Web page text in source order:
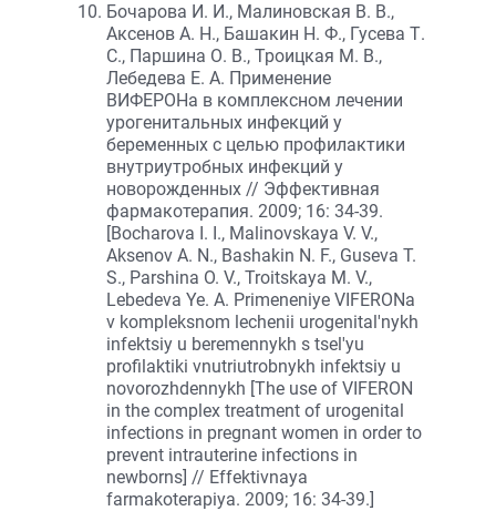
Бочарова И. И., Малиновская В. В.,
Аксенов А. Н., Башакин Н. Ф., Гусева Т.
С., Паршина О. В., Троицкая М. В.,
Лебедева Е. А. Применение
ВИФЕРОНа в комплексном лечении
урогенитальных инфекций у
беременных с целью профилактики
внутриутробных инфекций у
новорожденных // Эффективная
фармакотерапия. 2009; 16: 34-39.
[Bocharova I. I., Malinovskaya V. V.,
Aksenov A. N., Bashakin N. F., Guseva T.
S., Parshina O. V., Troitskaya M. V.,
Lebedeva Ye. A. Primeneniye VIFERONa
v kompleksnom lechenii urogenital'nykh
infektsiy u beremennykh s tsel'yu
profilaktiki vnutriutrobnykh infektsiy u
novorozhdennykh [The use of VIFERON
in the complex treatment of urogenital
infections in pregnant women in order to
prevent intrauterine infections in
newborns] // Effektivnaya
farmakoterapiya. 2009; 16: 34-39.]